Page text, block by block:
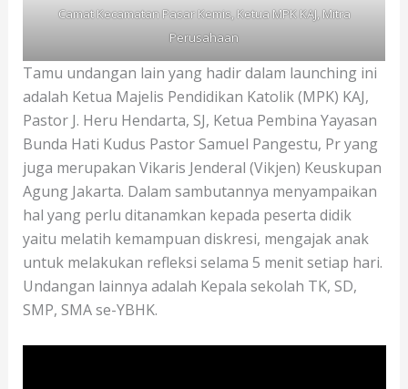
Camat Kecamatan Pasar Kemis, Ketua MPK KAJ, Mitra
Perusahaan
Tamu undangan lain yang hadir dalam launching ini
adalah Ketua Majelis Pendidikan Katolik (MPK) KAJ,
Pastor J. Heru Hendarta, SJ, Ketua Pembina Yayasan
Bunda Hati Kudus Pastor Samuel Pangestu, Pr yang
juga merupakan Vikaris Jenderal (Vikjen) Keuskupan
Agung Jakarta. Dalam sambutannya menyampaikan
hal yang perlu ditanamkan kepada peserta didik
yaitu melatih kemampuan diskresi, mengajak anak
untuk melakukan refleksi selama 5 menit setiap hari.
Undangan lainnya adalah Kepala sekolah TK, SD,
SMP, SMA se-YBHK.